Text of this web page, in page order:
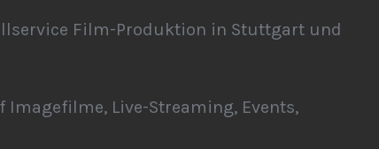
Film-Produktion in Stuttgart und
Live-Streaming, Events,